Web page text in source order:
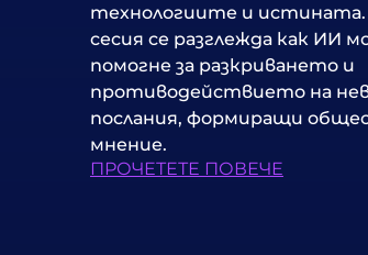
технологиите и истината.
сесия се разглежда как ИИ
помогне за разкриването и
противодействието на
послания, формиращи
мнение.
ПРОЧЕТЕТЕ ПОВЕЧЕ